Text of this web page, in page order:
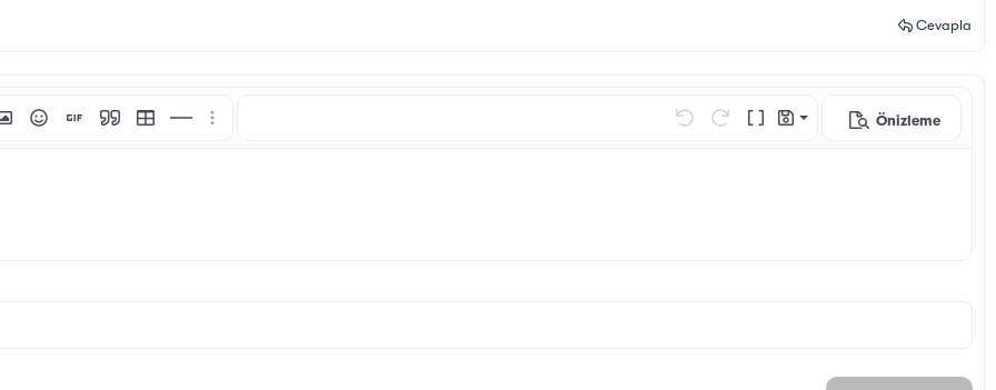
Cevapla
ekleekle
İfadelerGIF ekle
Alıntı Tablo ekleYatay çizgi ekle
Daha fazla seçenek… Geri alileri alBB Kod aç/kapat
Taslaklar
Taslağı kaydet
Önizleme